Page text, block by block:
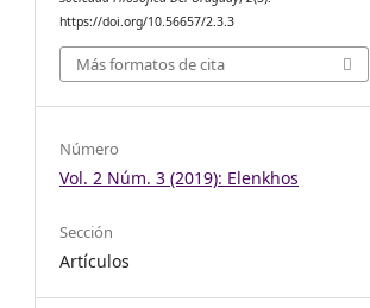
https://doi.org/10.56657/2.3.3
Más formatos de cita
Número
Vol. 2 Núm. 3 (2019): Elenkhos
Sección
Artículos